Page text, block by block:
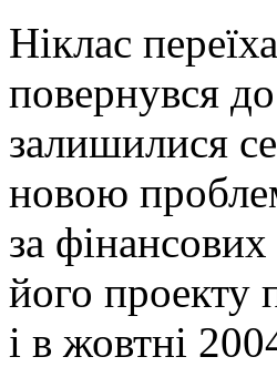
Ніклас
повернувся
залишилися
новою
за
його проекту
і в жовтні